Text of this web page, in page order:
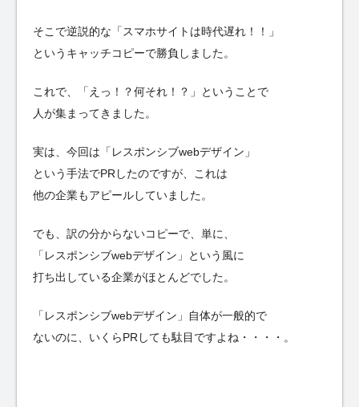
そこで逆説的な「スマホサイトは時代遅れ！！」
というキャッチコピーで勝負しました。
これで、「えっ！？何それ！？」ということで
人が集まってきました。
実は、今回は「レスポンシブwebデザイン」
という手法でPRしたのですが、これは
他の企業もアピールしていました。
でも、訳の分からないコピーで、単に、
「レスポンシブwebデザイン」という風に
打ち出している企業がほとんどでした。
「レスポンシブwebデザイン」自体が一般的で
ないのに、いくらPRしても駄目ですよね・・・・。